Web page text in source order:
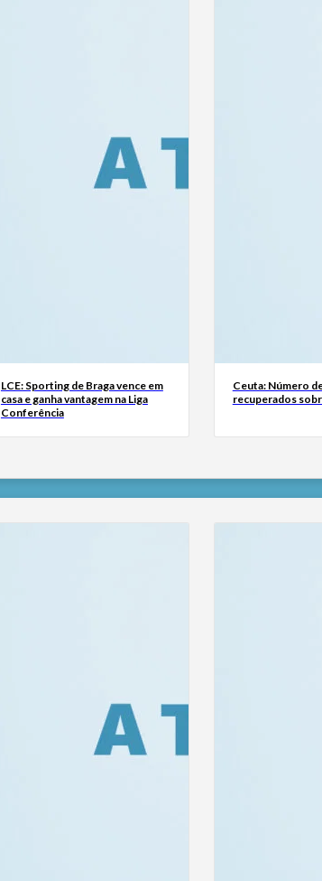
LCE: Sporting de Braga vence em
casa e ganha vantagem na Liga
Conferência
Ceuta: Número
recuperados